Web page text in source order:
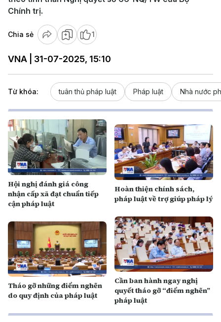
Chính trị.
Chia sẻ 1
VNA | 31-07-2025, 15:10
Từ khóa: tuân thủ pháp luật Pháp luật Nhà nước
Hội nghị đánh giá công
nhận cấp xã đạt chuẩn tiếp
cận pháp luật
Hoàn thiện chính sách,
pháp luật về trợ giúp pháp lý
Tháo gỡ những điểm nghẽn
do quy định của pháp luật
Cần ban hành ngay nghị
quyết tháo gỡ “điểm nghẽn”
pháp luật